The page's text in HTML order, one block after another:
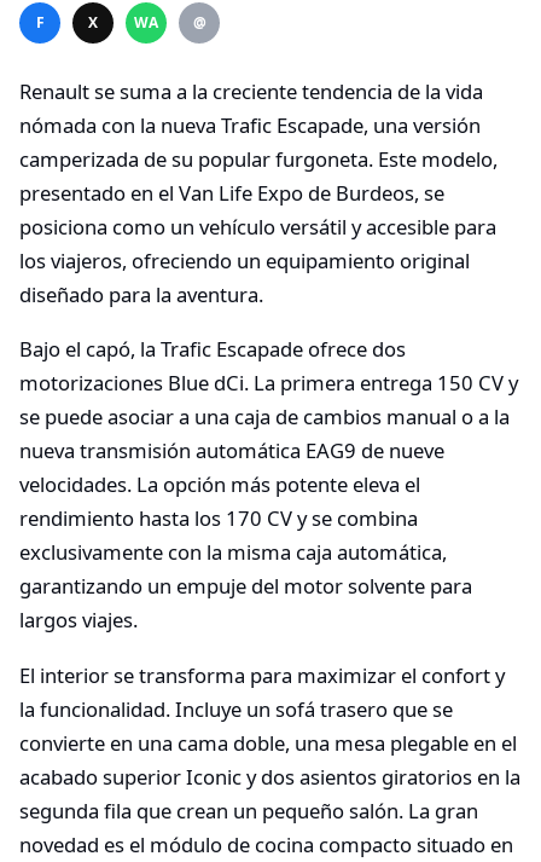
F X WA @
Renault se suma a la creciente tendencia de la vida
nómada con la nueva Trafic Escapade, una versión
camperizada de su popular furgoneta. Este modelo,
presentado en el Van Life Expo de Burdeos, se
posiciona como un vehículo versátil y accesible para
los viajeros, ofreciendo un equipamiento original
diseñado para la aventura.
Bajo el capó, la Trafic Escapade ofrece dos
motorizaciones Blue dCi. La primera entrega 150 CV y
se puede asociar a una caja de cambios manual o a la
nueva transmisión automática EAG9 de nueve
velocidades. La opción más potente eleva el
rendimiento hasta los 170 CV y se combina
exclusivamente con la misma caja automática,
garantizando un empuje del motor solvente para
largos viajes.
El interior se transforma para maximizar el confort y
la funcionalidad. Incluye un sofá trasero que se
convierte en una cama doble, una mesa plegable en el
acabado superior Iconic y dos asientos giratorios en la
segunda fila que crean un pequeño salón. La gran
novedad es el módulo de cocina compacto situado en